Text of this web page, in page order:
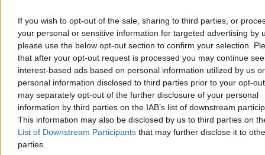
If you wish to opt-out of the sale, sharing to third parties, or
your personal or sensitive information for targeted advertising by
please use the below opt-out section to confirm your selection.
that after your opt-out request is processed you may continue
interest-based ads based on personal information utilized by us or
personal information disclosed to third parties prior to your opt-
may separately opt-out of the further disclosure of your personal
information by third parties on the IAB’s list of downstream
This information may also be disclosed by us to third parties on
List of Downstream Participants that may further disclose it to
parties.
Tomasz Pałasz
Dzisiaj 21:23
3 min
Świat